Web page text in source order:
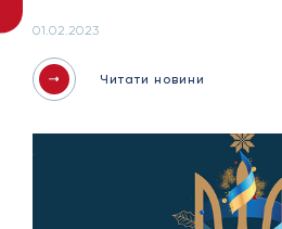
01.02.2023
Читати новини